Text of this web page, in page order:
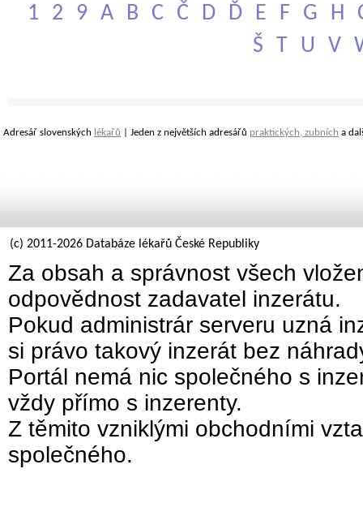
1 2 9 A B C Č D Ď E F G H
Š
T U V
Adresář slovenských lékařů | Jeden z největších adresářů praktických, zubních a
(c) 2011-2026 Databáze lékařů České Republiky
Za obsah a správnost všech
odpovědnost zadavatel inzerátu.
Pokud administrár serveru uzná
si právo takový inzerát bez
Portál nemá nic společného s
vždy přímo s inzerenty.
Z těmito vzniklými obchodními
společného.